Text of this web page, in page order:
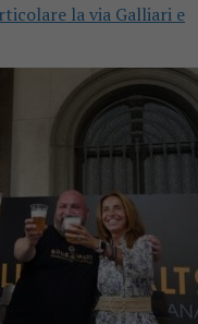
la via Galliari e